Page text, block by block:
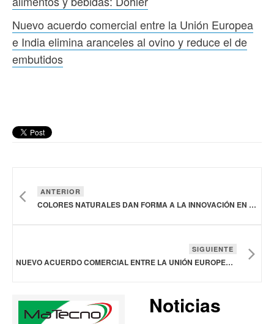
Nuevo acuerdo comercial entre la Unión Europea
e India elimina aranceles al ovino y reduce el de
embutidos
ANTERIOR
COLORES NATURALES DAN FORMA A LA INNOVACIÓN EN ALIMENTOS Y BEBIDAS: DÖHLER
SIGUIENTE
NUEVO ACUERDO COMERCIAL ENTRE LA UNIÓN EUROPEA E INDIA ELIMINA ARANCELES AL OVINO Y REDUCE EL DE EMBUTIDOS
Noticias